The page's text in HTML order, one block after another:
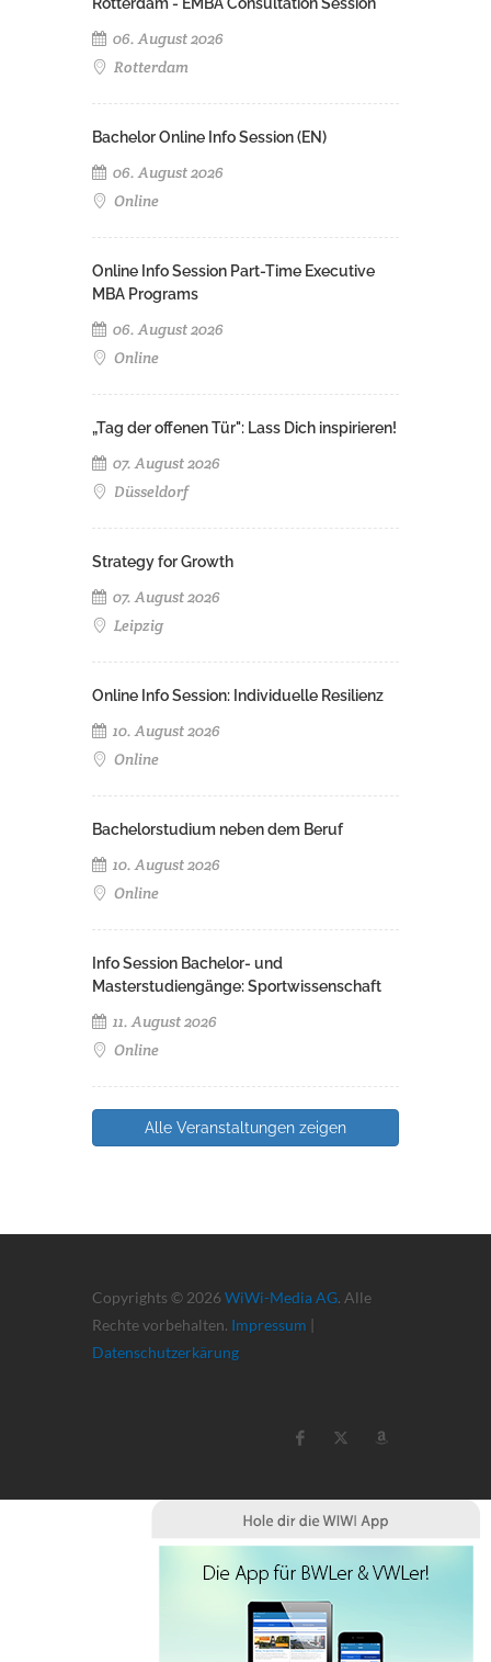
06. August 2026
Rotterdam
Bachelor Online Info Session (EN)
06. August 2026
Online
Online Info Session Part-Time Executive
MBA Programs
06. August 2026
Online
„Tag der offenen Tür": Lass Dich inspirieren!
07. August 2026
Düsseldorf
Strategy for Growth
07. August 2026
Leipzig
Online Info Session: Individuelle Resilienz
10. August 2026
Online
Bachelorstudium neben dem Beruf
10. August 2026
Online
Info Session Bachelor- und
Masterstudiengänge: Sportwissenschaft
11. August 2026
Online
Alle Veranstaltungen zeigen
Copyrights © 2026 WiWi-Media AG. Alle
Rechte vorbehalten. Impressum |
Datenschutzerkärung